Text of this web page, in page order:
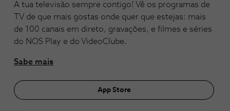
A tua televisão sempre contigo! Vê os programas de
TV de que mais gostas onde quer que estejas: mais
de 100 canais em direto, gravações, e filmes e séries
do NOS Play e do VideoClube.
Sabe mais
App Store